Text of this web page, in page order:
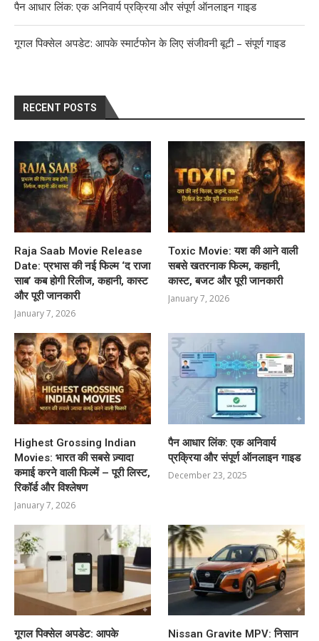
पैन आधार लिंक: एक अनिवार्य प्रक्रिया और संपूर्ण ऑनलाइन गाइड
गूगल पिक्सेल अपडेट: आपके स्मार्टफोन के लिए संजीवनी बूटी – संपूर्ण गाइड
RECENT POSTS
Raja Saab Movie Release
Date: प्रभास की नई फिल्म ‘द राजा
साब’ कब होगी रिलीज, कहानी, कास्ट
और पूरी जानकारी
January 7, 2026
Toxic Movie: यश की आने वाली
सबसे खतरनाक फिल्म, कहानी,
कास्ट, बजट और पूरी जानकारी
January 7, 2026
Highest Grossing Indian
Movies: भारत की सबसे ज़्यादा
कमाई करने वाली फिल्में – पूरी लिस्ट,
रिकॉर्ड और विश्लेषण
January 7, 2026
पैन आधार लिंक: एक अनिवार्य
प्रक्रिया और संपूर्ण ऑनलाइन गाइड
December 23, 2025
गूगल पिक्सेल अपडेट: आपके
Nissan Gravite MPV: निसान